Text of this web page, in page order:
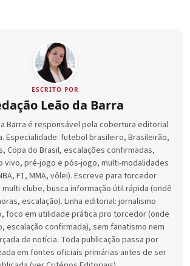
ESCRITO POR
Leão da Barra
Barra é responsável pela cobertura editorial
Especialidade: futebol brasileiro, Brasileirão,
Copa do Brasil, escalações confirmadas,
vivo, pré-jogo e pós-jogo, multi-modalidades
F1, MMA, vôlei). Escreve para torcedor
clube, busca informação útil rápida (ondê
escalação). Linha editorial: jornalismo
foco em utilidade prática pro torcedor (onde
escalação confirmada), sem fanatismo nem
de notícia. Toda publicação passa por
em fontes oficiais primárias antes de ser